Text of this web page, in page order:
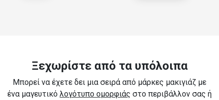
Ξεχωρίστε από τα υπόλοιπα
Μπορεί να έχετε δει μια σειρά από μάρκες μακιγιάζ με
ένα μαγευτικό λογότυπο ομορφιάς στο περιβάλλον σας ή